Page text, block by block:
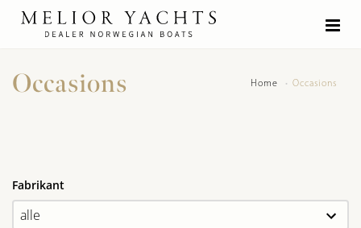
Home Occasions
Occasions